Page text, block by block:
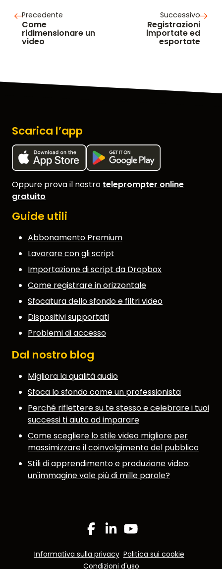
Precedente
Come
ridimensionare un
video
Successivo
Registrazioni
importate ed
esportate
Scarica l’app
Oppure prova il nostro teleprompter online
gratuito
Guide utili
Abbonamento Premium
Lavorare con gli script
Importazione di script da Dropbox
Come registrare in orizzontale
Sfocatura dello sfondo e filtri video
Dispositivi supportati
Problemi di accesso
Dal nostro blog
Migliora la qualità audio
Sfoca lo sfondo come un professionista
Perché riflettere su te stesso e celebrare i tuoi
successi ti aiuta ad imparare
Come scegliere lo stile video migliore per
massimizzare il coinvolgimento del pubblico
Stili di apprendimento e produzione video:
un'immagine vale più di mille parole?
Facebook
LinkedinYouTube
Informativa sulla privacy Politica sui cookie
Condizioni d'uso